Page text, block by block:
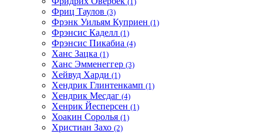
Фриц Таулов (3)
Фрэнк Уильям Куприен (1)
Фрэнсис Каделл (1)
Фрэнсис Пикабиа (4)
Ханс Зацка (1)
Ханс Эмменеггер (3)
Хейвуд Харди (1)
Хендрик Глинтенкамп (1)
Хендрик Месдаг (4)
Хенрик Йесперсен (1)
Хоакин Соролья (1)
Христиан Захо (2)